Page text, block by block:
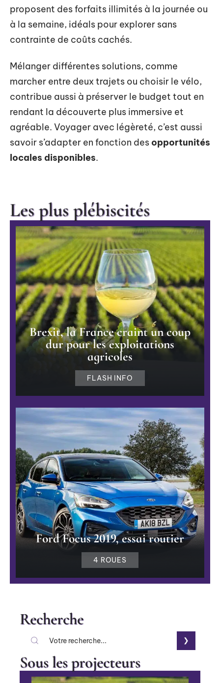
proposent des forfaits illimités à la journée ou
à la semaine, idéals pour explorer sans
contrainte de coûts cachés.
Mélanger différentes solutions, comme
marcher entre deux trajets ou choisir le vélo,
contribue aussi à préserver le budget tout en
rendant la découverte plus immersive et
agréable. Voyager avec légèreté, c’est aussi
savoir s’adapter en fonction des opportunités
locales disponibles.
Les plus plébiscités
Brexit, la France craint un coup
dur pour les exploitations
agricoles
FLASH INFO
Ford Focus 2019, essai routier
4 ROUES
Recherche
Sous les projecteurs